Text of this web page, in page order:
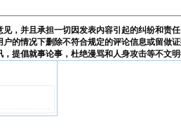
，并且承担一切因发表内容引起的纠纷和责
的情况下删除不符合规定的评论信息或留做
提倡就事论事，杜绝漫骂和人身攻击等不文